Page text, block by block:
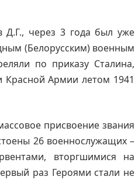
Д.Г., через 3 года был уже
(Белорусским) военным
по приказу Сталина,
Красной Армии летом 1941
присвоение звания
26 военнослужащих –
вторгшимися на
раз Героями стали не